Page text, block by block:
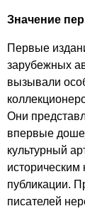
Значение
Первые
зарубежных
вызывали
Они
впервые
культурный
историческим
публикации.
писателей